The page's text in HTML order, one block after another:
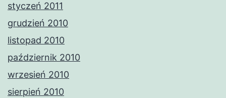
styczeń 2011
grudzień 2010
listopad 2010
październik 2010
wrzesień 2010
sierpień 2010